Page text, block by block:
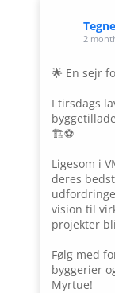
2
🌟 En sejr
I tirsdags
🏗️⚽
Ligesom i
deres
vision til
projekter
Følg med
byggerier
Myrtue!